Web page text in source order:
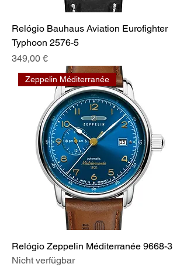
Relógio Bauhaus Aviation Eurofighter
Typhoon 2576-5
Preis
349,00 €
Zeppelin Méditerranée
Relógio Zeppelin Méditerranée 9668-3
Nicht verfügbar